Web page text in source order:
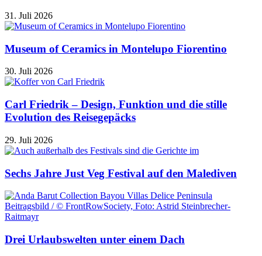
31. Juli 2026
Museum of Ceramics in Montelupo Fiorentino
30. Juli 2026
Carl Friedrik – Design, Funktion und die stille
Evolution des Reisegepäcks
29. Juli 2026
Sechs Jahre Just Veg Festival auf den Malediven
Drei Urlaubswelten unter einem Dach